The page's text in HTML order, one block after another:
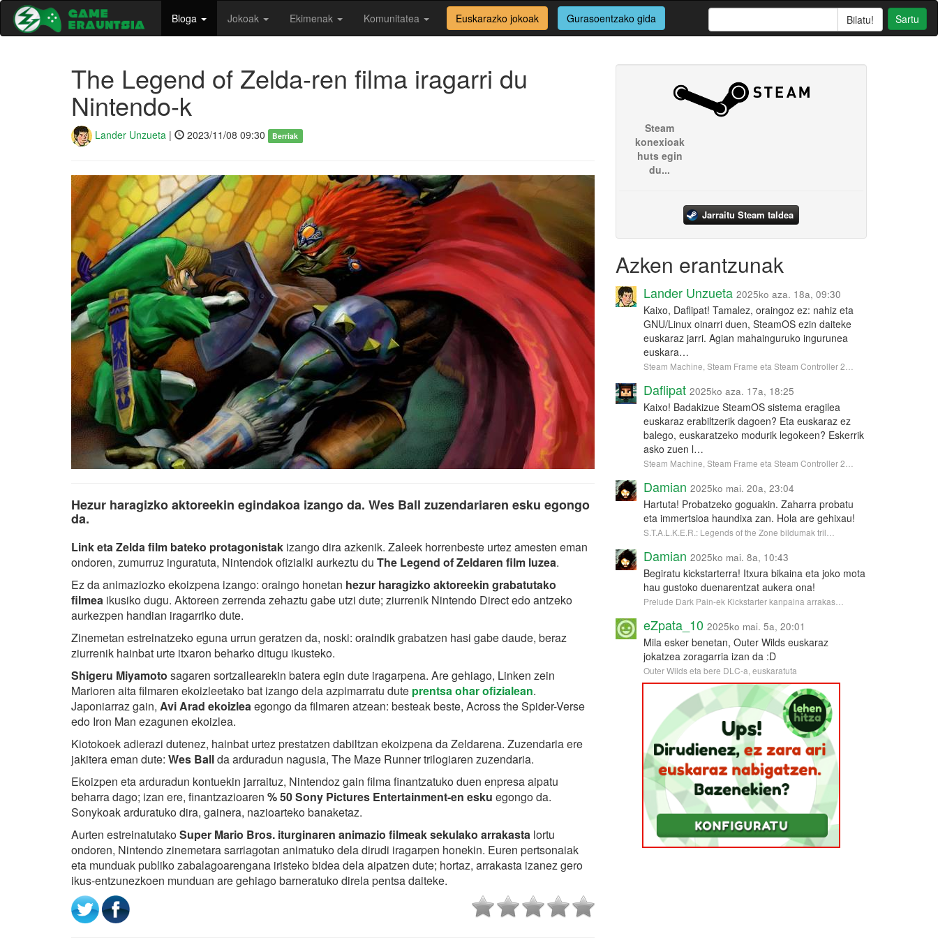
Bloga Jokoak Ekimenak Komunitatea Euskarazko jokoak Gurasoentzako gida Sartu
The Legend of Zelda-ren filma iragarri du
Nintendo-k
Lander Unzueta | 2023/11/08 09:30 Berriak
Hezur haragizko aktoreekin egindakoa izango da. Wes Ball zuzendariaren esku egongo
da.
Link eta Zelda film bateko protagonistak izango dira azkenik. Zaleek horrenbeste urtez amesten eman
ondoren, zumurruz inguratuta, Nintendok ofizialki aurkeztu du The Legend of Zeldaren film luzea.
Ez da animaziozko ekoizpena izango: oraingo honetan hezur haragizko aktoreekin grabatutako
filmea ikusiko dugu. Aktoreen zerrenda zehaztu gabe utzi dute; ziurrenik Nintendo Direct edo antzeko
aurkezpen handian iragarriko dute.
Zinemetan estreinatzeko eguna urrun geratzen da, noski: oraindik grabatzen hasi gabe daude, beraz
ziurrenik hainbat urte itxaron beharko ditugu ikusteko.
Shigeru Miyamoto sagaren sortzailearekin batera egin dute iragarpena. Are gehiago, Linken zein
Marioren aita filmaren ekoizleetako bat izango dela azpimarratu dute prentsa ohar ofizialean.
Japoniarraz gain, Avi Arad ekoizleaegongo da filmaren atzean: besteak beste, Across the Spider-Verse
edo Iron Man ezagunen ekoizlea.
Kiotokoek adierazi dutenez, hainbat urtez prestatzen dabiltzan ekoizpena da Zeldarena. Zuzendaria ere
jakitera eman dute: Wes Ballda arduradun nagusia, The Maze Runner trilogiaren zuzendaria.
Ekoizpen eta arduradun kontuekin jarraituz, Nintendoz gain filma finantzatuko duen enpresa aipatu
beharra dago; izan ere, finantzazioaren % 50 Sony Pictures Entertainment-en esku egongo da.
Sonykoak arduratuko dira, gainera, nazioarteko banaketaz.
Aurten estreinatutakoSuper Mario Bros. iturginaren animazio filmeak sekulako arrakasta lortu
ondoren, Nintendo zinemetara sarriagotan animatuko dela dirudi iragarpen honekin. Euren pertsonaiak
eta munduak publiko zabalagoarengana iristeko bidea dela aipatzen dute; hortaz, arrakasta izanez gero
ikus-entzunezkoen munduan are gehiago barneratuko direla pentsa daiteke.
Steam
konexioak
huts egin
du...
Jarraitu Steam taldea
Azken erantzunak
Lander Unzueta 2025ko aza. 18a, 09:30
Kaixo, Daflipat! Tamalez, oraingoz ez: nahiz eta
GNU/Linux oinarri duen, SteamOS ezin daiteke
euskaraz jarri. Agian mahainguruko ingurunea
euskara…
Steam Machine, Steam Frame eta Steam Controller 2…
Daflipat 2025ko aza. 17a, 18:25
Kaixo! Badakizue SteamOS sistema eragilea
euskaraz erabiltzerik dagoen? Eta euskaraz ez
balego, euskaratzeko modurik legokeen? Eskerrik
asko zuen l…
Steam Machine, Steam Frame eta Steam Controller 2…
Damian 2025ko mai. 20a, 23:04
Hartuta! Probatzeko goguakin. Zaharra probatu
eta immertsioa haundixa zan. Hola are gehixau!
S.T.A.L.K.E.R.: Legends of the Zone bildumak tril…
Damian 2025ko mai. 8a, 10:43
Begiratu kickstarterra! Itxura bikaina eta joko mota
hau gustoko duenarentzat aukera ona!
Prelude Dark Pain-ek Kickstarter kanpaina arrakas…
eZpata_10 2025ko mai. 5a, 20:01
Mila esker benetan, Outer Wilds euskaraz
jokatzea zoragarria izan da :D
Outer Wilds eta bere DLC-a, euskaratuta